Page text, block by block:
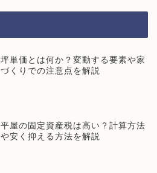
坪単価とは何か？変動する要素や家
づくりでの注意点を解説
平屋の固定資産税は高い？計算方法
や安く抑える方法を解説